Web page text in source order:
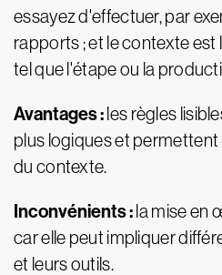
essayez d'effectuer, par
rapports ; et le contexte
tel que l'étape ou la
Avantages : les règles
plus logiques et permettent
du contexte.
Inconvénients : la mise en
car elle peut impliquer
et leurs outils.